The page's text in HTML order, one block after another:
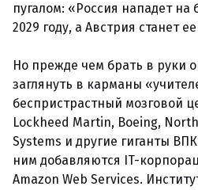
пугалом: «Россия нападет на
2029 году, а Австрия станет
Но прежде чем брать в руки
заглянуть в карманы
беспристрастный мозговой
Lockheed Martin, Boeing,
Systems и другие гиганты
ним добавляются IT-
Amazon Web Services.